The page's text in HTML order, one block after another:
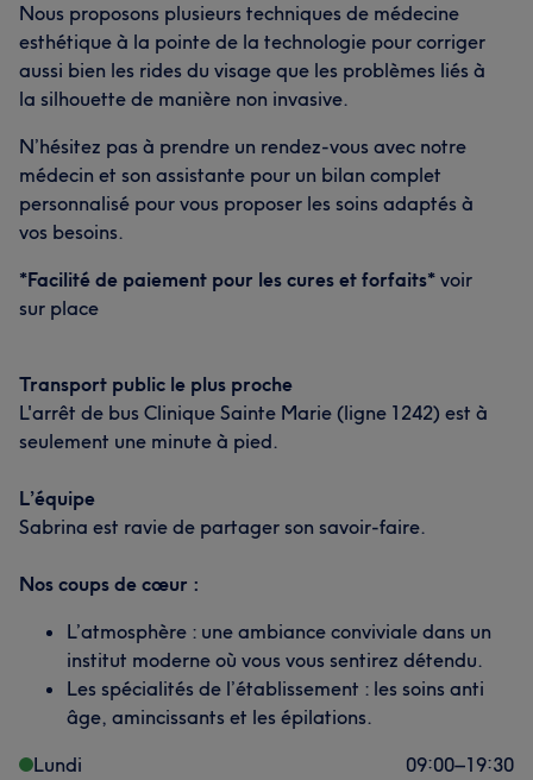
Nous proposons plusieurs techniques de médecine
esthétique à la pointe de la technologie pour corriger
aussi bien les rides du visage que les problèmes liés à
la silhouette de manière non invasive.
N’hésitez pas à prendre un rendez-vous avec notre
médecin et son assistante pour un bilan complet
personnalisé pour vous proposer les soins adaptés à
vos besoins.
*Facilité de paiement pour les cures et forfaits* voir
sur place
Transport public le plus proche
L'arrêt de bus Clinique Sainte Marie (ligne 1242) est à
seulement une minute à pied.
L’équipe
Sabrina est ravie de partager son savoir-faire.
Nos coups de cœur :
L’atmosphère : une ambiance conviviale dans un
institut moderne où vous vous sentirez détendu.
Les spécialités de l’établissement : les soins anti
âge, amincissants et les épilations.
Lundi
09:00–19:30